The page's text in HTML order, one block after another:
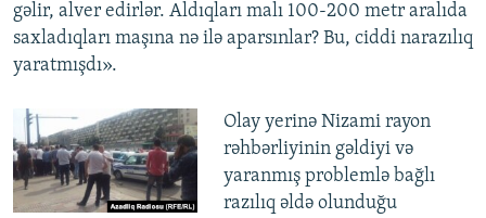
gəlir, alver edirlər. Aldıqları malı 100-200 metr aralıda
saxladıqları maşına nə ilə aparsınlar? Bu, ciddi narazılıq
yaratmışdı».
Olay yerinə Nizami rayon
rəhbərliyinin gəldiyi və
yaranmış problemlə bağlı
razılıq əldə olunduğu